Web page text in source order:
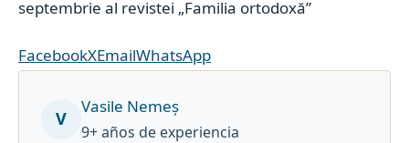
septembrie al revistei „Familia ortodoxă”
FacebookXEmailWhatsApp
V
Vasile Nemeș
9+ años de experiencia